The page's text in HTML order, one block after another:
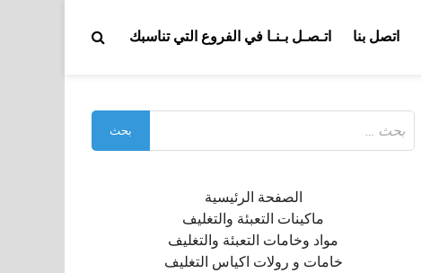
اتصل بنا اتـصـل بـنـا في الفروع التي تناسبك
عن:
الصفحة الرئيسية
ماكينات التعبئة والتغليف
مواد وخامات التعبئة والتغليف
خامات و رولات اكياس التغليف